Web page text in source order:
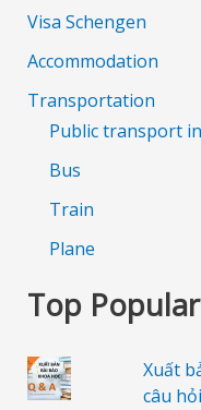
Visa Schengen
Accommodation
Transportation
Public transport
Bus
Train
Plane
Top
Xuất
câu